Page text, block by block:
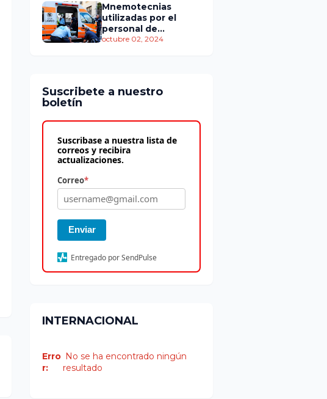
Mnemotecnias
utilizadas por el
personal de
atención
octubre 02, 2024
Suscribete a nuestro
boletín
Suscribase a nuestra lista de
correos y recibira
actualizaciones.
Correo*
Enviar
Entregado por SendPulse
INTERNACIONAL
Erro
r:
No se ha encontrado ningún
resultado